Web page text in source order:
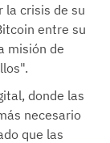
la crisis de su
entre su
misión de
donde las
necesario
que las